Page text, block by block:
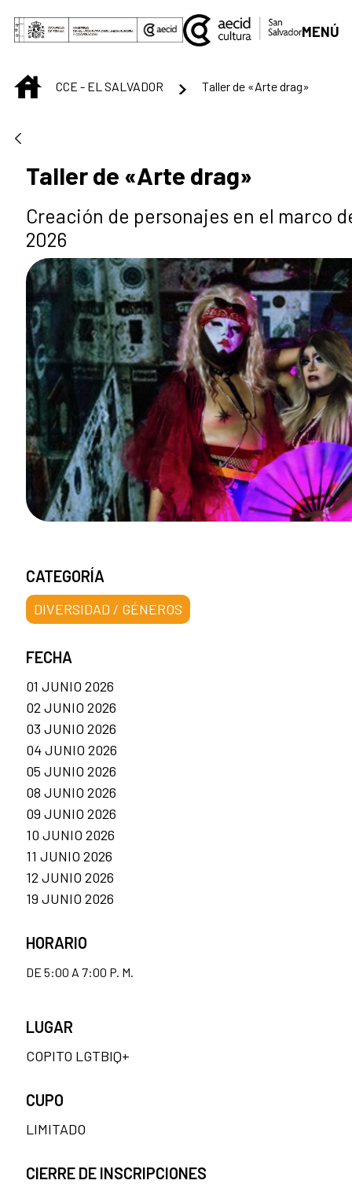
Saltar al contenido principal
MENÚ
INICIOCCE - EL SALVADOR Taller de «Arte drag»
Taller de «Arte drag»
Creación de personajes en el marco
2026
CATEGORÍA
DIVERSIDAD / GÉNEROS
FECHA
01 JUNIO 2026
02 JUNIO 2026
03 JUNIO 2026
04 JUNIO 2026
05 JUNIO 2026
08 JUNIO 2026
09 JUNIO 2026
10 JUNIO 2026
11 JUNIO 2026
12 JUNIO 2026
19 JUNIO 2026
HORARIO
DE 5:00 A 7:00 P. M.
LUGAR
COPITO LGTBIQ+
CUPO
LIMITADO
CIERRE DE INSCRIPCIONES